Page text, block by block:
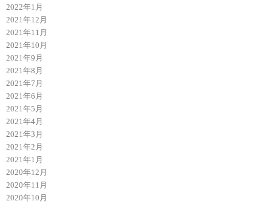
2022年1月
2021年12月
2021年11月
2021年10月
2021年9月
2021年8月
2021年7月
2021年6月
2021年5月
2021年4月
2021年3月
2021年2月
2021年1月
2020年12月
2020年11月
2020年10月